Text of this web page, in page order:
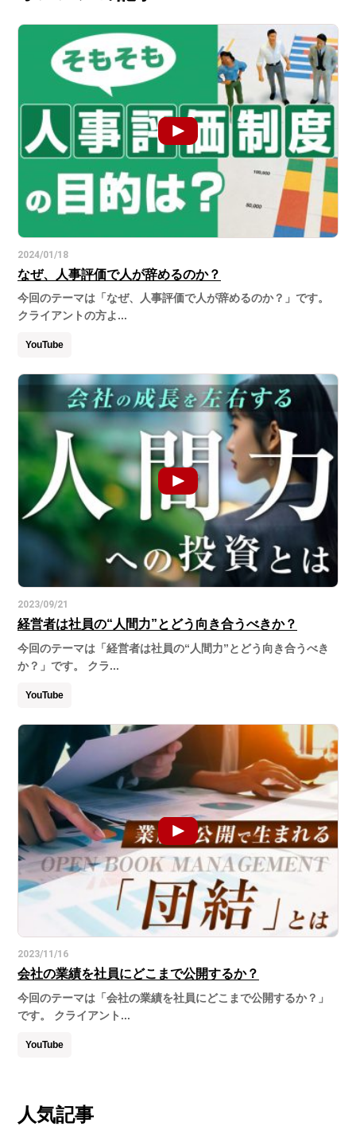
2024/01/18
なぜ、人事評価で人が辞めるのか？
今回のテーマは「なぜ、人事評価で人が辞めるのか？」です。
クライアントの方よ...
YouTube
2023/09/21
経営者は社員の“人間力”とどう向き合うべきか？
今回のテーマは「経営者は社員の“人間力”とどう向き合うべき
か？」です。 クラ...
YouTube
2023/11/16
会社の業績を社員にどこまで公開するか？
今回のテーマは「会社の業績を社員にどこまで公開するか？」
です。 クライアント...
YouTube
人気記事